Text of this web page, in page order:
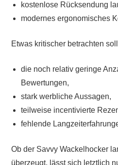
kostenlose Rücksendung
modernes ergonomisches
Etwas kritischer betrachten
die noch relativ geringe
Bewertungen,
stark werbliche Aussagen,
teilweise incentivierte
fehlende
Ob der Savvy Wackelhocker
überzeugt, lässt sich letztlich